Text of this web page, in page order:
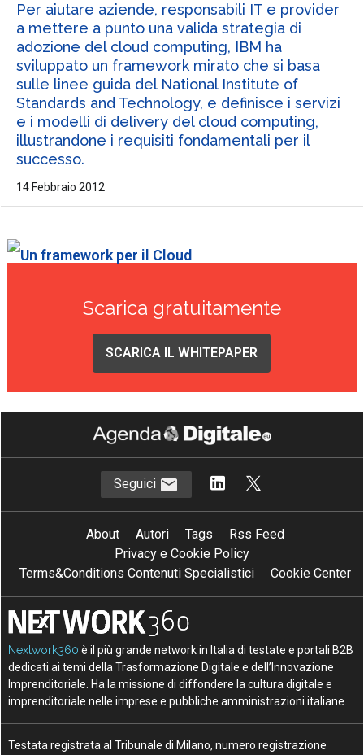
Per aiutare aziende, responsabili IT e provider
a mettere a punto una valida strategia di
adozione del cloud computing, IBM ha
sviluppato un framework mirato che si basa
sulle linee guida del National Institute of
Standards and Technology, e definisce i servizi
e i modelli di delivery del cloud computing,
illustrandone i requisiti fondamentali per il
successo.
14 Febbraio 2012
Scarica gratuitamente
SCARICA IL WHITEPAPER
Seguici
About Autori Tags
Rss Feed
Privacy e Cookie Policy
Terms&Conditions Contenuti Specialistici
Cookie Center
Nextwork360 è il più grande network in Italia di testate e portali B2B
dedicati ai temi della Trasformazione Digitale e dell’Innovazione
Imprenditoriale. Ha la missione di diffondere la cultura digitale e
imprenditoriale nelle imprese e pubbliche amministrazioni italiane.
Testata registrata al Tribunale di Milano, numero registrazione